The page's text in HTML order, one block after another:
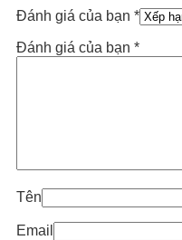
Đánh giá của bạn *
Đánh giá của bạn *
Tên
Email